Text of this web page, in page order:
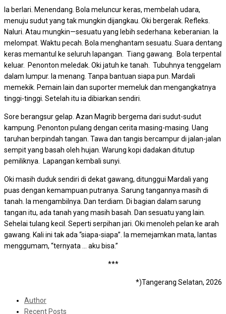
Ia berlari. Menendang. Bola meluncur keras, membelah udara,
menuju sudut yang tak mungkin dijangkau. Oki bergerak. Refleks.
Naluri. Atau mungkin—sesuatu yang lebih sederhana: keberanian. Ia
melompat. Waktu pecah. Bola menghantam sesuatu. Suara dentang
keras memantul ke seluruh lapangan. Tiang gawang. Bola terpental
keluar. Penonton meledak. Oki jatuh ke tanah. Tubuhnya tenggelam
dalam lumpur. Ia menang. Tanpa bantuan siapa pun. Mardali
memekik. Pemain lain dan suporter memeluk dan mengangkatnya
tinggi-tinggi. Setelah itu ia dibiarkan sendiri.
Sore berangsur gelap. Azan Magrib bergema dari sudut-sudut
kampung. Penonton pulang dengan cerita masing-masing. Uang
taruhan berpindah tangan. Tawa dan tangis bercampur di jalan-jalan
sempit yang basah oleh hujan. Warung kopi dadakan ditutup
pemiliknya. Lapangan kembali sunyi.
Oki masih duduk sendiri di dekat gawang, ditunggui Mardali yang
puas dengan kemampuan putranya. Sarung tangannya masih di
tanah. Ia mengambilnya. Dan terdiam. Di bagian dalam sarung
tangan itu, ada tanah yang masih basah. Dan sesuatu yang lain.
Sehelai tulang kecil. Seperti serpihan jari. Oki menoleh pelan ke arah
gawang. Kali ini tak ada “siapa-siapa”. Ia memejamkan mata, lantas
menggumam, “ternyata … aku bisa.”
***
*)Tangerang Selatan, 2026
Author
Recent Posts